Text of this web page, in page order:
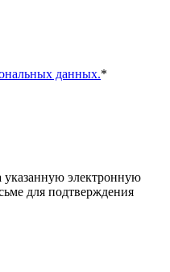
данных.*
указанную электронную
для подтверждения